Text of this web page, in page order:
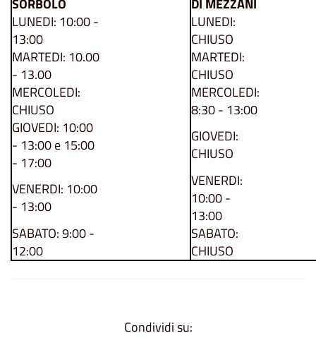
LUNEDI: 10:00 -
13:00
LUNEDI:
CHIUSO
MARTEDI: 10.00
- 13.00
MARTEDI:
CHIUSO
MERCOLEDI:
CHIUSO
MERCOLEDI:
8:30 - 13:00
GIOVEDI: 10:00
- 13:00 e 15:00
- 17:00
GIOVEDI:
CHIUSO
VENERDI: 10:00
- 13:00
VENERDI:
10:00 -
13:00
SABATO: 9:00 -
12:00
SABATO:
CHIUSO
Condividi su: